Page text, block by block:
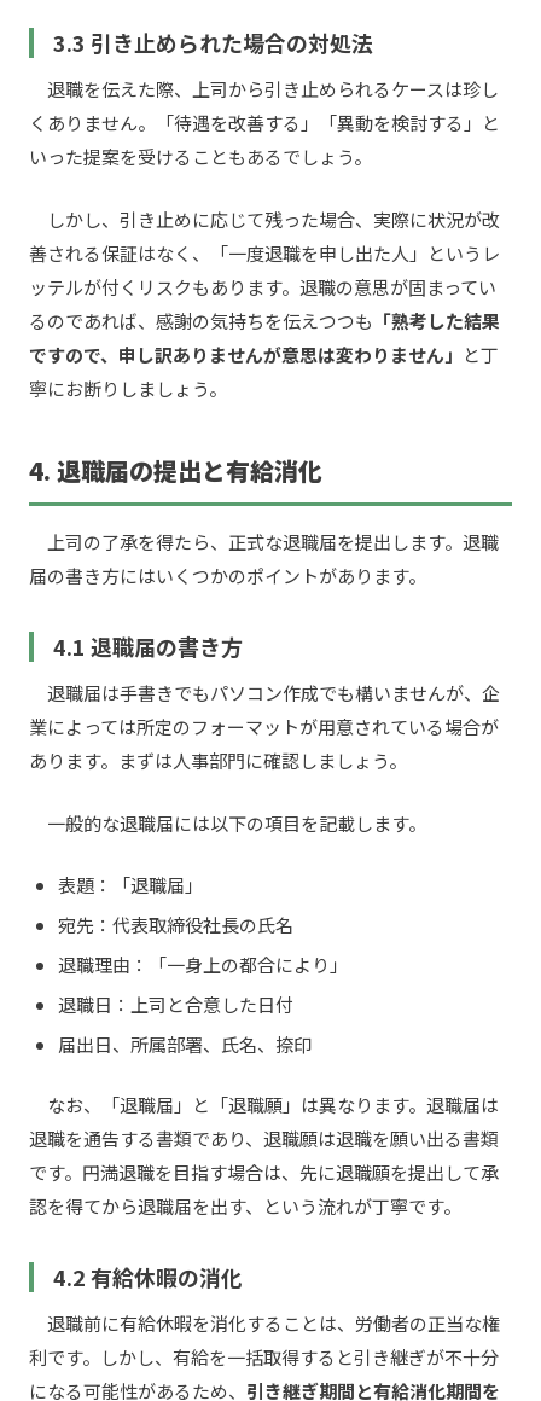
3.3 引き止められた場合の対処法
退職を伝えた際、上司から引き止められるケースは珍し
くありません。「待遇を改善する」「異動を検討する」と
いった提案を受けることもあるでしょう。
しかし、引き止めに応じて残った場合、実際に状況が改
善される保証はなく、「一度退職を申し出た人」というレ
ッテルが付くリスクもあります。退職の意思が固まってい
るのであれば、感謝の気持ちを伝えつつも 「熟考した結果
ですので、申し訳ありませんが意思は変わりません」 と丁
寧にお断りしましょう。
4. 退職届の提出と有給消化
上司の了承を得たら、正式な退職届を提出します。退職
届の書き方にはいくつかのポイントがあります。
4.1 退職届の書き方
退職届は手書きでもパソコン作成でも構いませんが、企
業によっては所定のフォーマットが用意されている場合が
あります。まずは人事部門に確認しましょう。
一般的な退職届には以下の項目を記載します。
表題：「退職届」
宛先：代表取締役社長の氏名
退職理由：「一身上の都合により」
退職日：上司と合意した日付
届出日、所属部署、氏名、捺印
なお、「退職届」と「退職願」は異なります。退職届は
退職を通告する書類であり、退職願は退職を願い出る書類
です。円満退職を目指す場合は、先に退職願を提出して承
認を得てから退職届を出す、という流れが丁寧です。
4.2 有給休暇の消化
退職前に有給休暇を消化することは、労働者の正当な権
利です。しかし、有給を一括取得すると引き継ぎが不十分
になる可能性があるため、 引き継ぎ期間と有給消化期間を